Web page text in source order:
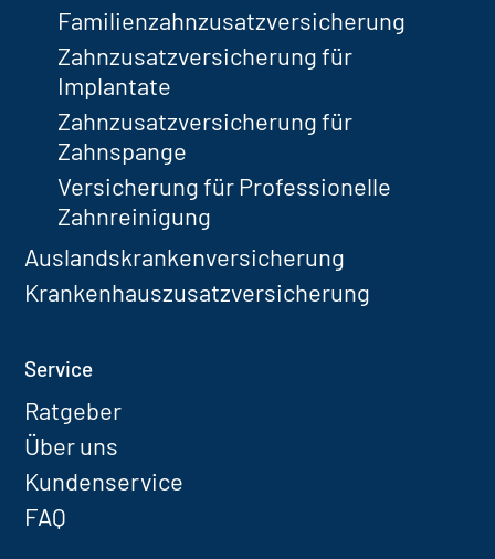
Familienzahnzusatzversicherung
Zahnzusatzversicherung für
Implantate
Zahnzusatzversicherung für
Zahnspange
Versicherung für Professionelle
Zahnreinigung
Auslandskrankenversicherung
Krankenhauszusatzversicherung
Service
Ratgeber
Über uns
Kundenservice
FAQ